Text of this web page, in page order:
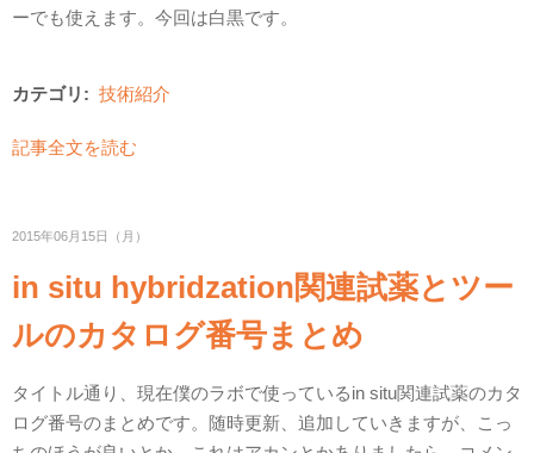
ーでも使えます。今回は白黒です。
カテゴリ: 技術紹介
記事全文を読む
2015年06月15日（月）
in situ hybridzation関連試薬とツー
ルのカタログ番号まとめ
タイトル通り、現在僕のラボで使っているin situ関連試薬のカタ
ログ番号のまとめです。随時更新、追加していきますが、こっ